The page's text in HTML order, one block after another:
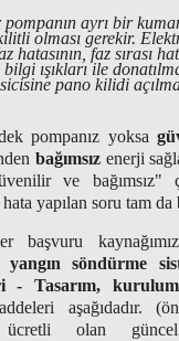
ayrı bir
olması gerekir.
hatasının, faz sırası
bilgi ışıkları ile
pano kilidi
pompanız yoksa
bağımsızenerji
ve bağımsız"
yapılan soru tam da
başvuru
yangın söndürme
- Tasarım,
aşağıdadır.
ücretli olan